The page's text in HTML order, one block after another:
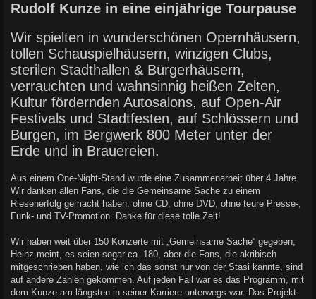
Rudolf Kunze in eine einjährige Tourpause
Wir spielten in wunderschönen Opernhäusern,
tollen Schauspielhäusern, winzigen Clubs,
sterilen Stadthallen & Bürgerhäusern,
verrauchten und wahnsinnig heißen Zelten,
Kultur fördernden Autosalons, auf Open-Air
Festivals und Stadtfesten, auf Schlössern und
Burgen, im Bergwerk 800 Meter unter der
Erde und in Brauereien.
Aus einem One-Night-Stand wurde eine Zusammenarbeit über 4 Jahre.
Wir danken allen Fans, die die Gemeinsame Sache zu einem
Riesenerfolg gemacht haben: ohne CD, ohne DVD, ohne teure Presse-,
Funk- und TV-Promotion. Danke für diese tolle Zeit!
Wir haben weit über 150 Konzerte mit „Gemeinsame Sache“ gegeben,
Heinz meint, es seien sogar ca. 180, aber die Fans, die akribisch
mitgeschrieben haben, wie ich das sonst nur von der Stasi kannte, sind
auf andere Zahlen gekommen. Auf jeden Fall war es das Programm, mit
dem Kunze am längsten in seiner Karriere unterwegs war. Das Projekt